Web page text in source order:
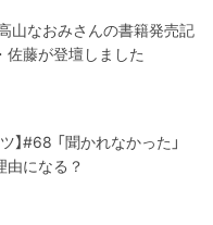
高山なおみさんの書籍発売記
佐藤が登壇しました
】#68 「聞かれなかった」
由になる？